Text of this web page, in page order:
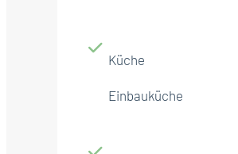
Küche
Einbauküche